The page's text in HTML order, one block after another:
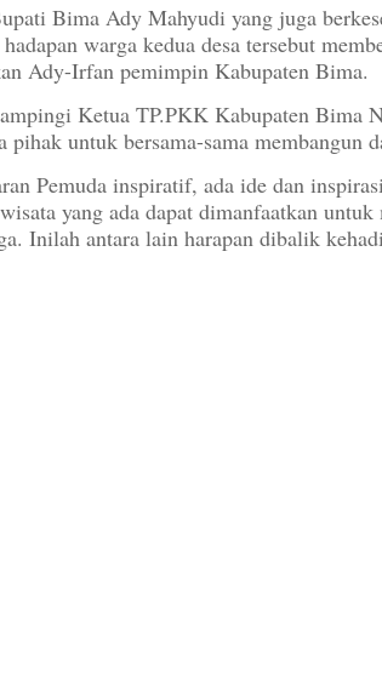
Bima Ady Mahyudi yang juga
warga kedua desa tersebut
Ady-Irfan pemimpin Kabupaten Bima.
Ketua TP.PKK Kabupaten Bima
pihak untuk bersama-sama membangun
Pemuda inspiratif, ada ide dan
yang ada dapat dimanfaatkan
Inilah antara lain harapan dibalik